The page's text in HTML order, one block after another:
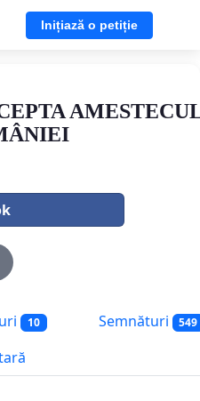
Inițiază o petiție
10 Semnături 549